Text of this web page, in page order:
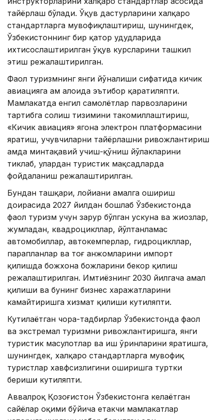
тайёрлаш бўлади. Ўқув дастурларини халқаро
стандартларга мувофиқлаштириш, шунингдек,
Ўзбекистоннинг бир қатор ҳудудларида
ихтисослаштирилган ўқув курсларини ташкил
этиш режалаштирилган.
Фаол туризмнинг янги йўналиши сифатида кичик
авиацияга ҳам алоҳида эътибор қаратиляпти.
Мамлакатда енгил самолётлар парвозларини
тартибга солиш тизимини такомиллаштириш,
«Кичик авиация» ягона электрон платформасини
яратиш, учувчиларни тайёрлашни ривожлантириш
ҳамда минтақавий учиш-қўниш йўлакларини
тиклаб, улардан туристик мақсадларда
фойдаланиш режалаштирилган.
Бундан ташқари, лойиҳани амалга ошириш
доирасида 2027 йилдан бошлаб Ўзбекистонда
фаол туризм учун зарур бўлган ускуна ва жиҳозлар,
жумладан, квадроцикллар, йўлтанламас
автомобиллар, автокемперлар, гидроцикллар,
парапланлар ва тоғ анжомларини импорт
қилишда божхона божларини бекор қилиш
режалаштирилган. Имтиёзнинг 2030 йилгача амал
қилиши ва бунинг бизнес харажатларини
камайтиришга хизмат қилиши кутиляпти.
Кутилаётган чора-тадбирлар Ўзбекистонда фаол
ва экстремал туризмни ривожлантиришга, янги
туристик маҳсулотлар ва иш ўринларини яратишга,
шунингдек, халқаро стандартларга мувофиқ
туристлар хавфсизлигини оширишга туртки
бериши кутиляпти.
Аввалроқ Қозоғистон Ўзбекистонга келаётган
сайёҳлар оқими бўйича етакчи мамлакатлар